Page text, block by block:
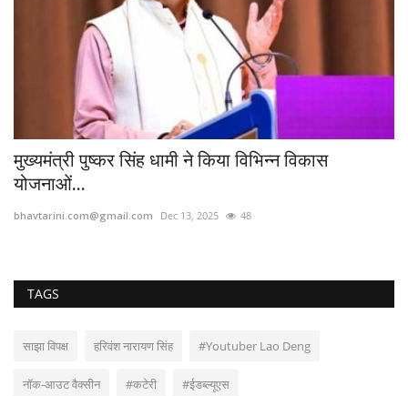
मुख्यमंत्री पुष्कर सिंह धामी ने किया विभिन्न विकास
योजनाओं...
bhavtarini.com@gmail.com Dec 13, 2025 48
TAGS
साझा विपक्ष हरिवंश नारायण सिंह #Youtuber Lao Deng
नॉक-आउट वैक्सीन #कटेरी #ईडब्ल्यूएस